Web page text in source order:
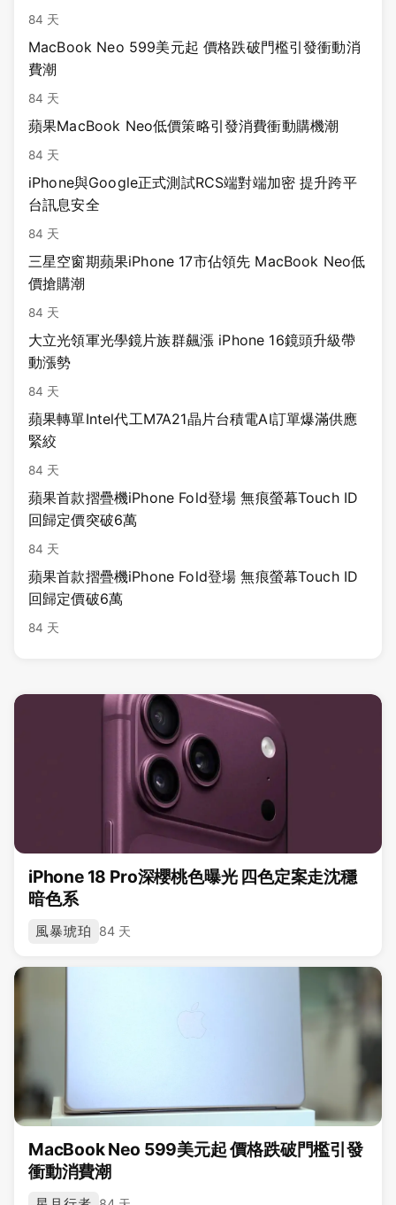
84 天
MacBook Neo 599美元起 價格跌破門檻引發衝動消
費潮
84 天
蘋果MacBook Neo低價策略引發消費衝動購機潮
84 天
iPhone與Google正式測試RCS端對端加密 提升跨平
台訊息安全
84 天
三星空窗期蘋果iPhone 17市佔領先 MacBook Neo低
價搶購潮
84 天
大立光領軍光學鏡片族群飆漲 iPhone 16鏡頭升級帶
動漲勢
84 天
蘋果轉單Intel代工M7A21晶片台積電AI訂單爆滿供應
緊絞
84 天
蘋果首款摺疊機iPhone Fold登場 無痕螢幕Touch ID
回歸定價突破6萬
84 天
蘋果首款摺疊機iPhone Fold登場 無痕螢幕Touch ID
回歸定價破6萬
84 天
iPhone 18 Pro深櫻桃色曝光 四色定案走沈穩
暗色系
風暴琥珀 84 天
MacBook Neo 599美元起 價格跌破門檻引發
衝動消費潮